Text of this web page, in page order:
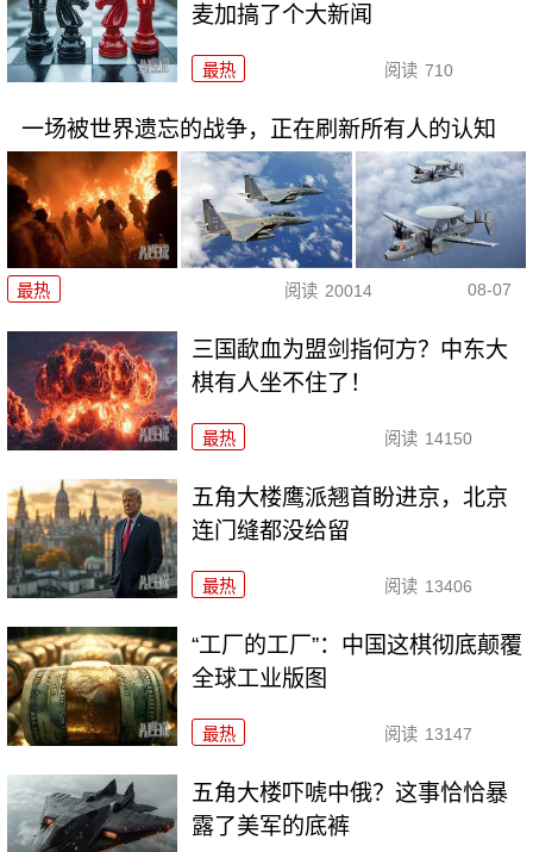
麦加搞了个大新闻
最热 阅读 710
一场被世界遗忘的战争，正在刷新所有人的认知
最热 阅读 20014 08-07
三国歃血为盟剑指何方？中东大
棋有人坐不住了！
最热 阅读 14150
五角大楼鹰派翘首盼进京，北京
连门缝都没给留
最热 阅读 13406
“工厂的工厂”：中国这棋彻底颠覆
全球工业版图
最热 阅读 13147
五角大楼吓唬中俄？这事恰恰暴
露了美军的底裤